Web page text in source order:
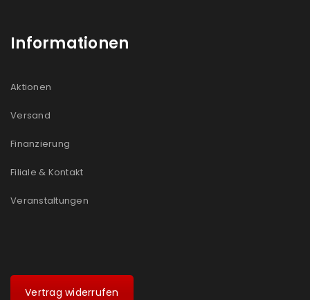
Informationen
Aktionen
Versand
Finanzierung
Filiale & Kontakt
Veranstaltungen
Vertrag widerrufen